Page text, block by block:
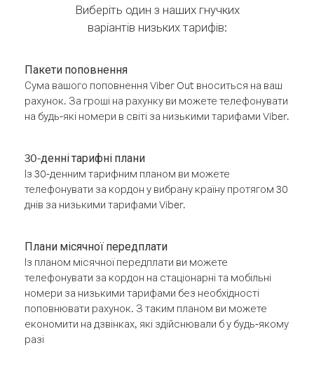
Виберіть один з наших гнучких
варіантів низьких тарифів:
Пакети поповнення
Сума вашого поповнення Viber Out вноситься на ваш
рахунок. За гроші на рахунку ви можете телефонувати
на будь-які номери в світі за низькими тарифами Viber.
30-денні тарифні плани
Із 30-денним тарифним планом ви можете
телефонувати за кордон у вибрану країну протягом 30
днів за низькими тарифами Viber.
Плани місячної передплати
Із планом місячної передплати ви можете
телефонувати за кордон на стаціонарні та мобільні
номери за низькими тарифами без необхідності
поповнювати рахунок. З таким планом ви можете
економити на дзвінках, які здійснювали б у будь-якому
разі